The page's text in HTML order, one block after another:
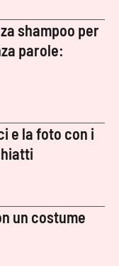
shampoo per
parole:
e la foto con i
un costume